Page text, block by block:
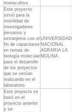
monocultivo
Este proyecto
sirvió para la
movilidad de
investigadores
peruanos y
extranjeros con el
fin de capacitarse
en temas de
biología molecular
para el desarrollo
de los proyectos
que se venían
realizando en el
laboratorio
UNIVERSIDAD
NACIONAL
AGRARIA LA
MOLINA
Este proyecto se
basó en el
proyecto anterior
y se